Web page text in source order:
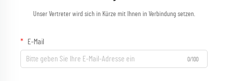
Unser Vertreter wird sich in Kürze mit Ihnen in Verbindung setzen.
E-Mail
0/100